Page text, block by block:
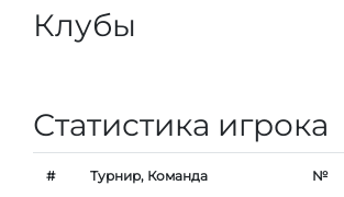
Клубы
Статистика игрока
# Турнир, Команда №